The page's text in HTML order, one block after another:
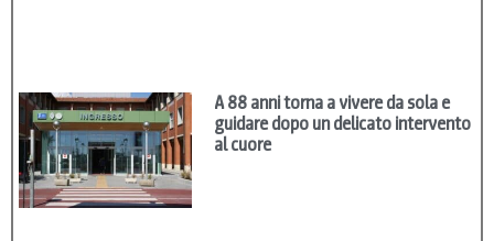
A 88 anni torna a vivere da sola e
guidare dopo un delicato intervento
al cuore